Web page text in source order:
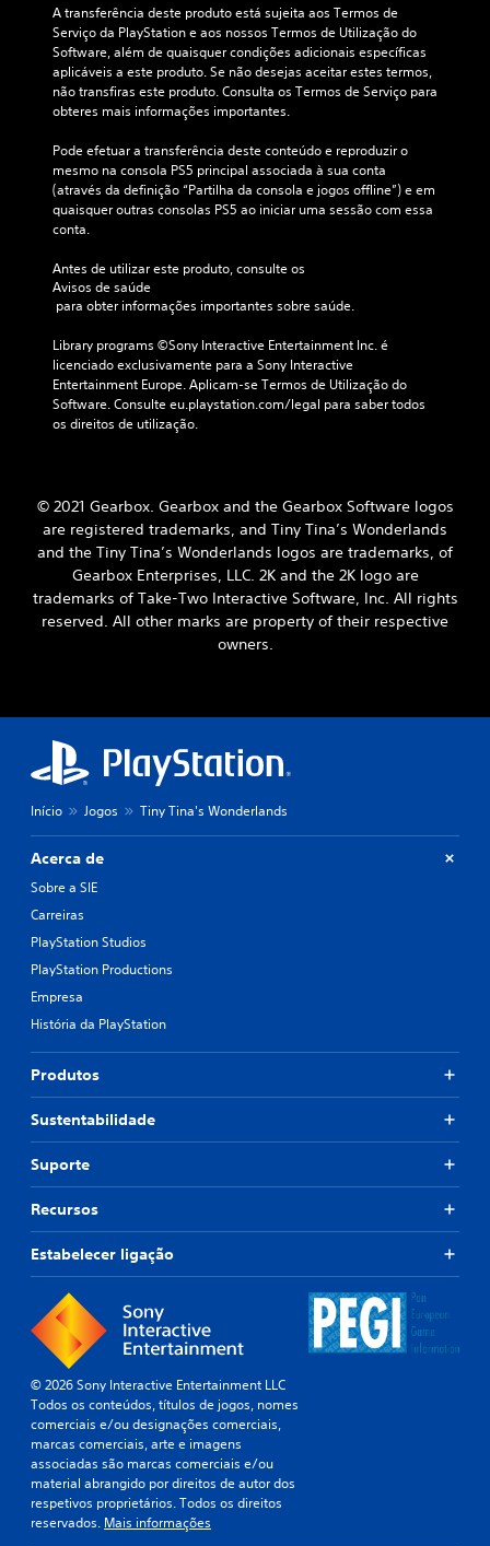
A transferência deste produto está sujeita aos Termos de
Serviço da PlayStation e aos nossos Termos de Utilização do
Software, além de quaisquer condições adicionais específicas
aplicáveis a este produto. Se não desejas aceitar estes termos,
não transfiras este produto. Consulta os Termos de Serviço para
obteres mais informações importantes.
Pode efetuar a transferência deste conteúdo e reproduzir o
mesmo na consola PS5 principal associada à sua conta
(através da definição “Partilha da consola e jogos offline”) e em
quaisquer outras consolas PS5 ao iniciar uma sessão com essa
conta.
Antes de utilizar este produto, consulte os
Avisos de saúde
para obter informações importantes sobre saúde.
Library programs ©Sony Interactive Entertainment Inc. é
licenciado exclusivamente para a Sony Interactive
Entertainment Europe. Aplicam-se Termos de Utilização do
Software. Consulte eu.playstation.com/legal para saber todos
os direitos de utilização.
© 2021 Gearbox. Gearbox and the Gearbox Software logos
are registered trademarks, and Tiny Tina’s Wonderlands
and the Tiny Tina’s Wonderlands logos are trademarks, of
Gearbox Enterprises, LLC. 2K and the 2K logo are
trademarks of Take-Two Interactive Software, Inc. All rights
reserved. All other marks are property of their respective
owners.
Início Jogos Tiny Tina's Wonderlands
Acerca de
Sobre a SIE
Carreiras
PlayStation Studios
PlayStation Productions
Empresa
História da PlayStation
Produtos
Sustentabilidade
Suporte
Recursos
Estabelecer ligação
© 2026 Sony Interactive Entertainment LLC
Todos os conteúdos, títulos de jogos, nomes
comerciais e/ou designações comerciais,
marcas comerciais, arte e imagens
associadas são marcas comerciais e/ou
material abrangido por direitos de autor dos
respetivos proprietários. Todos os direitos
reservados. Mais informações